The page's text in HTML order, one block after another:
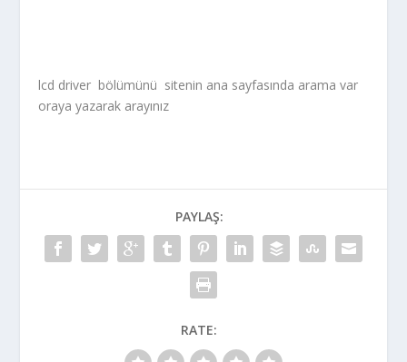
lcd driver bölümünü sitenin ana sayfasında arama var
oraya yazarak arayınız
PAYLAŞ:
RATE: